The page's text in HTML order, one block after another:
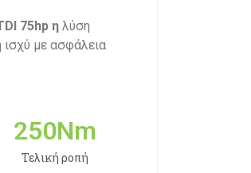
75hp η λύση
ισχύ με ασφάλεια
Τελική ροπή
250Nm